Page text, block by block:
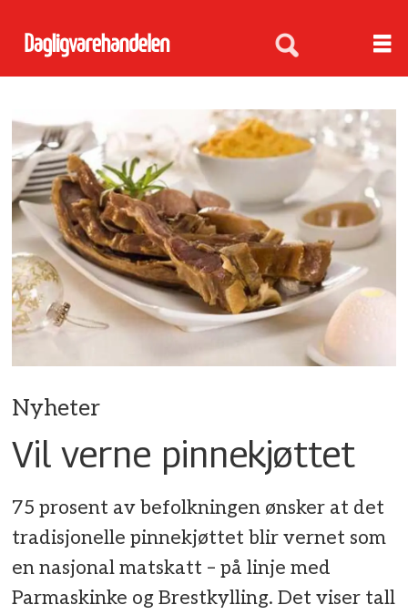
Nyheter
Vil verne pinnekjøttet
75 prosent av befolkningen ønsker at det
tradisjonelle pinnekjøttet blir vernet som
en nasjonal matskatt – på linje med
Parmaskinke og Brestkylling. Det viser tall